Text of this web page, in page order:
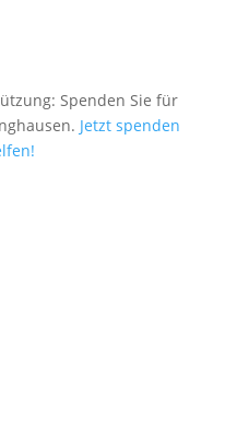
Spenden Sie für
Jetzt spenden